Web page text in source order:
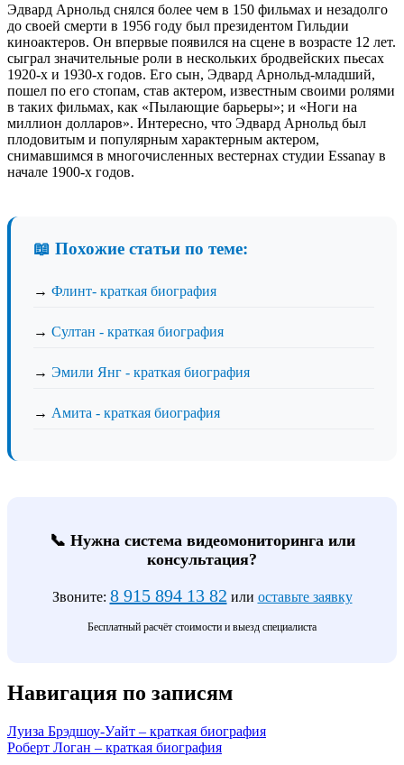
Эдвард Арнольд снялся более чем в 150 фильмах и незадолго
до своей смерти в 1956 году был президентом Гильдии
киноактеров. Он впервые появился на сцене в возрасте 12 лет.
сыграл значительные роли в нескольких бродвейских пьесах
1920-х и 1930-х годов. Его сын, Эдвард Арнольд-младший,
пошел по его стопам, став актером, известным своими ролями
в таких фильмах, как «Пылающие барьеры»; и «Ноги на
миллион долларов». Интересно, что Эдвард Арнольд был
плодовитым и популярным характерным актером,
снимавшимся в многочисленных вестернах студии Essanay в
начале 1900-х годов.
📖 Похожие статьи по теме:
→ Флинт- краткая биография
→ Султан - краткая биография
→ Эмили Янг - краткая биография
→ Амита - краткая биография
📞 Нужна система видеомониторинга или
консультация?
Звоните: 8 915 894 13 82 или оставьте заявку
Бесплатный расчёт стоимости и выезд специалиста
Навигация по записям
Луиза Брэдшоу-Уайт – краткая биография
Роберт Логан – краткая биография